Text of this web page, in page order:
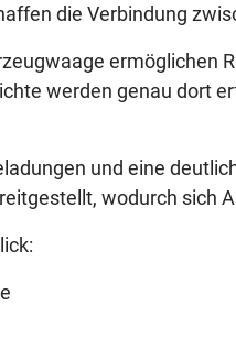
die Verbindung
ermöglichen
werden genau dort
und eine
wodurch sich